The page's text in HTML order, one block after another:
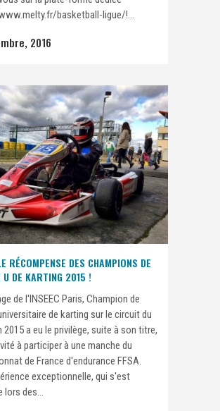
basketball-ligue/!...
2016
RÉCOMPENSE DES CHAMPIONS DE
U DE KARTING 2015 !
de l'INSEEC Paris, Champion de
de karting sur le circuit du
2015 a eu le privilège, suite à son titre,
à participer à une manche du
de France d'endurance FFSA.
exceptionnelle, qui s'est
lors des...